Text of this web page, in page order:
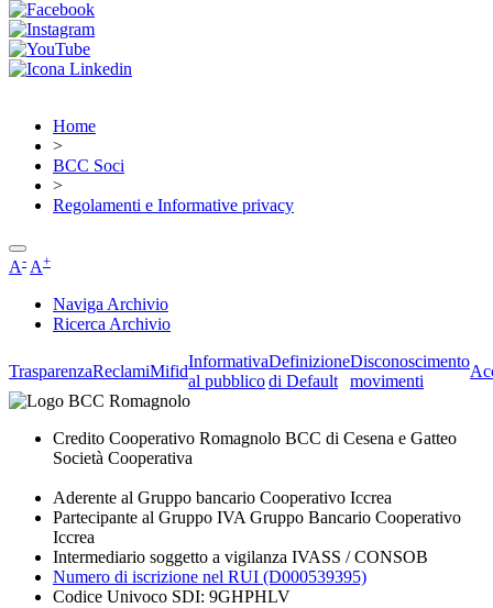
Home
>
BCC Soci
>
Regolamenti e Informative privacy
A- A+
Naviga Archivio
Ricerca Archivio
TrasparenzaReclamiMifid
Informativa
al pubblico
Definizione
di Default
Disconoscimento
movimenti
Credito Cooperativo Romagnolo BCC di Cesena e Gatteo
Società Cooperativa
Aderente al Gruppo bancario Cooperativo Iccrea
Partecipante al Gruppo IVA Gruppo Bancario Cooperativo
Iccrea
Intermediario soggetto a vigilanza IVASS / CONSOB
Numero di iscrizione nel RUI (D000539395)
Codice Univoco SDI: 9GHPHLV